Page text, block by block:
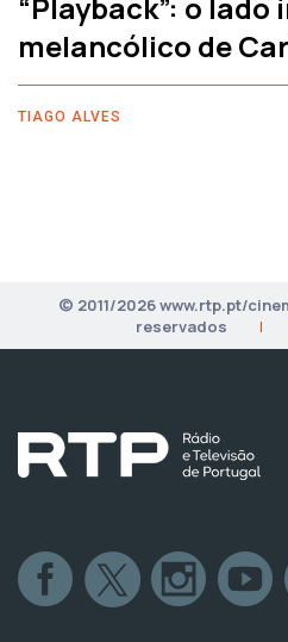
melancólico de
TIAGO ALVES
© 2011/2026 www.rtp.pt/
reservados
|